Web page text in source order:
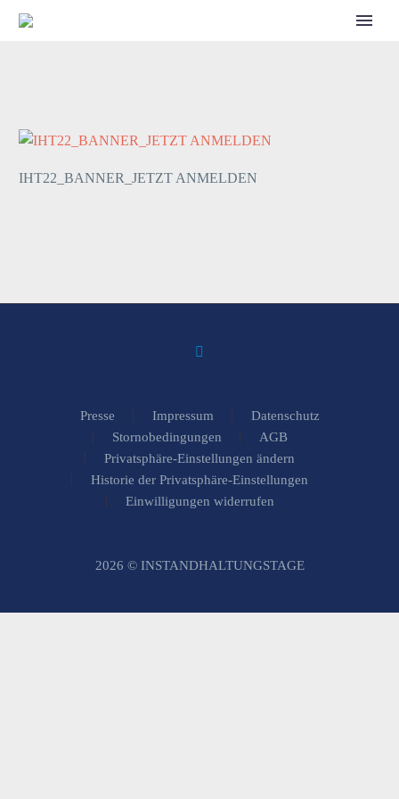
IHT22_BANNER_JETZT ANMELDEN
Presse Impressum
Datenschutz
Stornobedingungen
AGB
Privatsphäre-Einstellungen ändern
Historie der Privatsphäre-Einstellungen
Einwilligungen widerrufen
2026 © INSTANDHALTUNGSTAGE